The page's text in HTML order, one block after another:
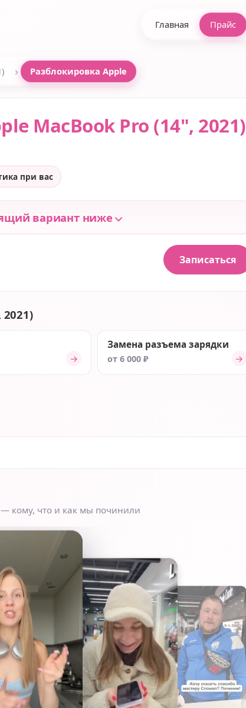
Главная Прайс
› Разблокировка Apple
MacBook Pro (14", 2021)
при вас
вариант ниже
Записаться
2021)
→
Замена разъема зарядки
от 6 000 ₽ →
кому, что и как мы починили